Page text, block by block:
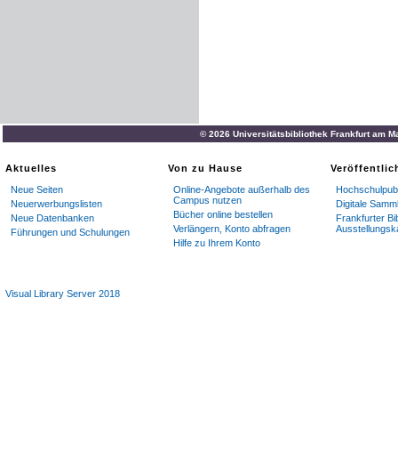
© 2026 Universitätsbibliothek Frankfurt am
Aktuelles
Neue Seiten
Neuerwerbungslisten
Neue Datenbanken
Führungen und Schulungen
Von zu Hause
Online-Angebote außerhalb des
Campus nutzen
Bücher online bestellen
Verlängern, Konto abfragen
Hilfe zu Ihrem Konto
Digitale
Frankfurter
Visual Library Server 2018